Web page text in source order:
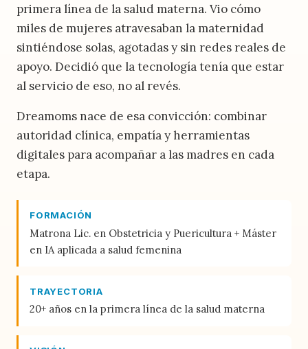
primera línea de la salud materna. Vio cómo
miles de mujeres atravesaban la maternidad
sintiéndose solas, agotadas y sin redes reales de
apoyo. Decidió que la tecnología tenía que estar
al servicio de eso, no al revés.
Dreamoms nace de esa convicción: combinar
autoridad clínica, empatía y herramientas
digitales para acompañar a las madres en cada
etapa.
FORMACIÓN
Matrona Lic. en Obstetricia y Puericultura + Máster
en IA aplicada a salud femenina
TRAYECTORIA
20+ años en la primera línea de la salud materna